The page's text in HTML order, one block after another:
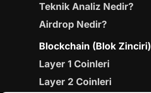
Teknik Analiz Nedir?
Airdrop Nedir?
Blockchain (Blok Zinciri)
Layer 1 Coinleri
Layer 2 Coinleri